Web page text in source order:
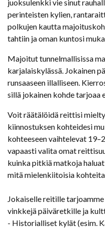
juoksulenkki vie sinut
perinteisten kylien,
polkujen kautta
tahtiin ja oman kuntosi
Majoitut tunnelmallisissa
karjalaiskylässä. Jokainen
runsaaseen illalliseen.
sillä jokainen kohde tarjoaa
Voit räätälöidä reittisi
kiinnostuksen kohteidesi
kohteeseen vaihtelevat
vapaasti valita omat
kuinka pitkiä matkoja
mitä mielenkiitoisia
Jokaiselle reitille
vinkkejä päiväretkille ja
- Historialliset kylät (esim.